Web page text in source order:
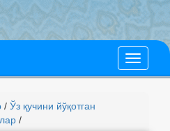
/ Ўз қучини йўқотган
/